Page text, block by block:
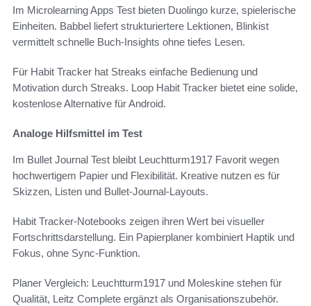
Im Microlearning Apps Test bieten Duolingo kurze, spielerische
Einheiten. Babbel liefert strukturiertere Lektionen, Blinkist
vermittelt schnelle Buch-Insights ohne tiefes Lesen.
Für Habit Tracker hat Streaks einfache Bedienung und
Motivation durch Streaks. Loop Habit Tracker bietet eine solide,
kostenlose Alternative für Android.
Analoge Hilfsmittel im Test
Im Bullet Journal Test bleibt Leuchtturm1917 Favorit wegen
hochwertigem Papier und Flexibilität. Kreative nutzen es für
Skizzen, Listen und Bullet-Journal-Layouts.
Habit Tracker-Notebooks zeigen ihren Wert bei visueller
Fortschrittsdarstellung. Ein Papierplaner kombiniert Haptik und
Fokus, ohne Sync-Funktion.
Planer Vergleich: Leuchtturm1917 und Moleskine stehen für
Qualität, Leitz Complete ergänzt als Organisationszubehör.